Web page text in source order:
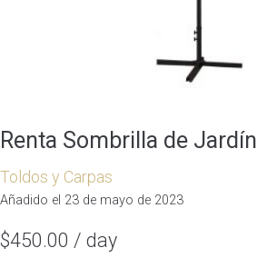
Renta Sombrilla de Jardín
Toldos y Carpas
Añadido el 23 de mayo de 2023
$450.00 / day